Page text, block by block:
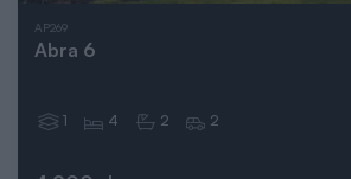
AP269
Abra 6
1 4 2 2